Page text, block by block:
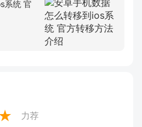
系统 官
力荐